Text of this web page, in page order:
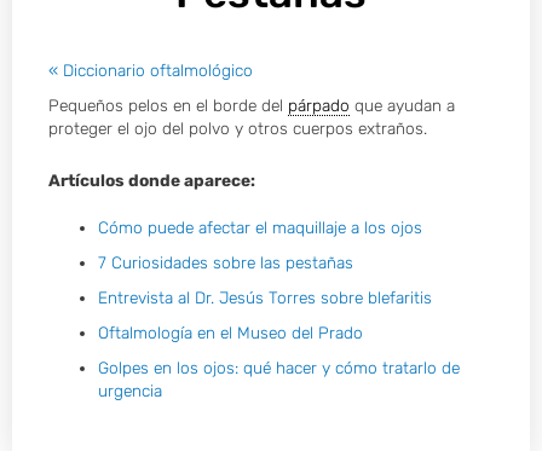
« Diccionario oftalmológico
Pequeños pelos en el borde del párpado que ayudan a
proteger el ojo del polvo y otros cuerpos extraños.
Artículos donde aparece:
Cómo puede afectar el maquillaje a los ojos
7 Curiosidades sobre las pestañas
Entrevista al Dr. Jesús Torres sobre blefaritis
Oftalmología en el Museo del Prado
Golpes en los ojos: qué hacer y cómo tratarlo de
urgencia